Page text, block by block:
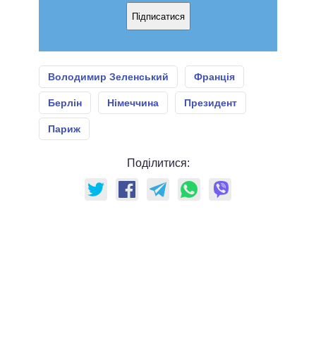
Підписатися
Володимир Зеленський Франція
Берлін Німеччина Президент
Париж
Поділитися: